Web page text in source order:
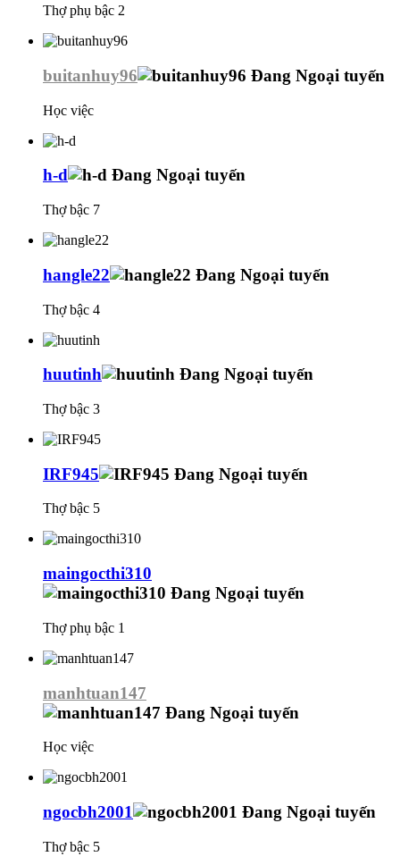
Thợ phụ bậc 2
buitanhuy96
Học việc
h-d
Thợ bậc 7
hangle22
Thợ bậc 4
huutinh
Thợ bậc 3
IRF945
Thợ bậc 5
maingocthi310
Thợ phụ bậc 1
manhtuan147
Học việc
ngocbh2001
Thợ bậc 5